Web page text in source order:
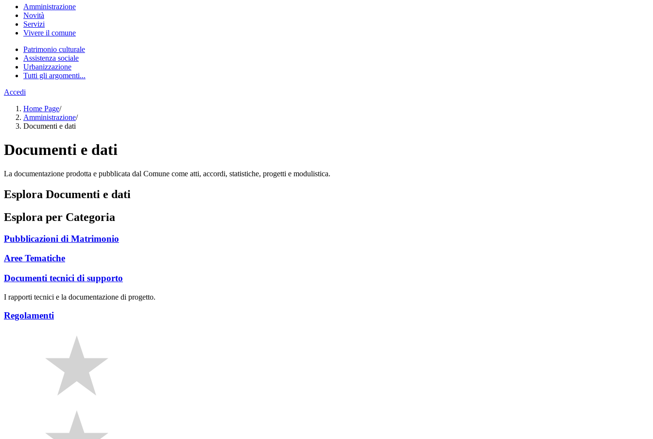
Amministrazione
Novità
Servizi
Vivere il comune
Patrimonio culturale
Assistenza sociale
Urbanizzazione
Tutti gli argomenti...
Accedi
Home Page/
Amministrazione/
Documenti e dati
Documenti e dati
La documentazione prodotta e pubblicata dal Comune come atti, accordi, statistiche, progetti e modulistica.
Esplora Documenti e dati
Esplora per Categoria
Pubblicazioni di Matrimonio
Aree Tematiche
Documenti tecnici di supporto
I rapporti tecnici e la documentazione di progetto.
Regolamenti